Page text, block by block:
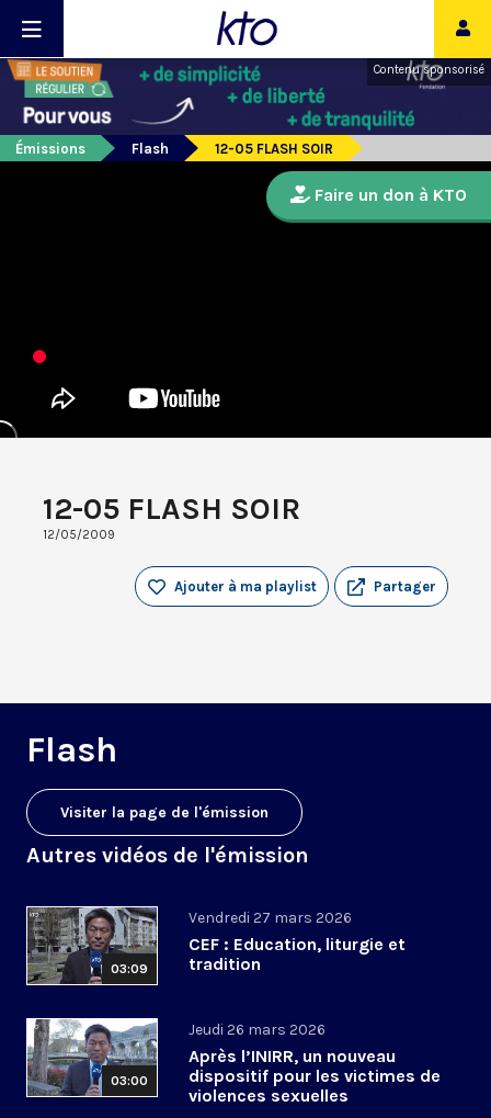
Contenu sponsorisé
Émissions Flash 12-05 FLASH SOIR
12-05 FLASH SOIR
12/05/2009
Partager
Ajouter à ma playlist
Flash
Visiter la page de l'émission
Autres vidéos de l'émission
03:09
Vendredi 27 mars 2026
CEF : Education, liturgie et
tradition
03:00
Jeudi 26 mars 2026
Après l’INIRR, un nouveau
dispositif pour les victimes de
violences sexuelles
Faire un don à KTO